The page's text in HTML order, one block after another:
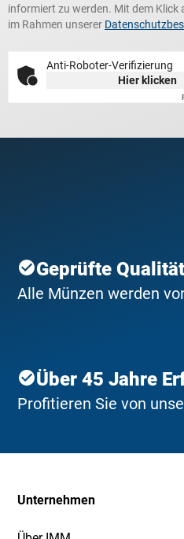
informiert zu werden. Mit dem Klick
im Rahmen unserer
Anti-Roboter-Verifizierung
Hier klicken
Geprüfte Qualität
Alle Münzen werden
Über 45 Jahre
Profitieren Sie von
Unternehmen